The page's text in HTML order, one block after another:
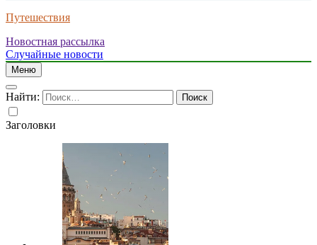
Путешествия
Новостная рассылка
Случайные новости
Меню
Найти:
Заголовки